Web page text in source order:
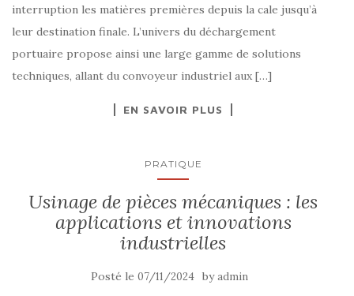
interruption les matières premières depuis la cale jusqu’à
leur destination finale. L’univers du déchargement
portuaire propose ainsi une large gamme de solutions
techniques, allant du convoyeur industriel aux […]
EN SAVOIR PLUS
PRATIQUE
Usinage de pièces mécaniques : les
applications et innovations
industrielles
Posté le 07/11/2024 byadmin